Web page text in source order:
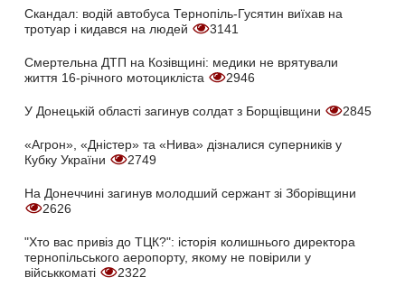
Скандал: водій автобуса Тернопіль-Гусятин виїхав на
тротуар і кидався на людей
3141
Смертельна ДТП на Козівщині: медики не врятували
життя 16-річного мотоцикліста
2946
У Донецькій області загинув солдат з Борщівщини 2845
«Агрон», «Дністер» та «Нива» дізналися суперників у
Кубку України
2749
На Донеччині загинув молодший сержант зі Зборівщини
2626
"Хто вас привіз до ТЦК?": історія колишнього директора
тернопільського аеропорту, якому не повірили у
військкоматі
2322